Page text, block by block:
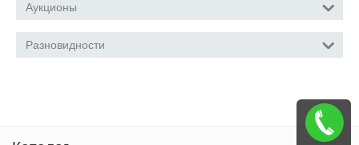
Аукционы
Разновидности